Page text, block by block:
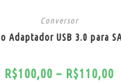
Conversor
Adaptador USB 3.0 para
R$100,00 – R$110,00